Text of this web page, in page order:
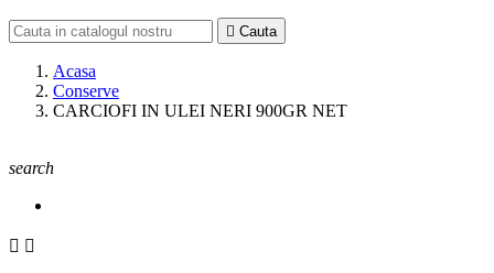
 Cauta
Acasa
Conserve
CARCIOFI IN ULEI NERI 900GR NET
search
 